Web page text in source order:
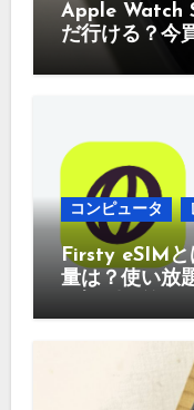
Apple Watch
だ行ける？今
コンピュータ
Firsty eSIMと
量は？使い放